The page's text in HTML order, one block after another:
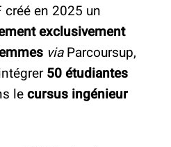
créé en 2025 un
exclusivement
viaParcoursup,
50 étudiantes
lecursus ingénieur